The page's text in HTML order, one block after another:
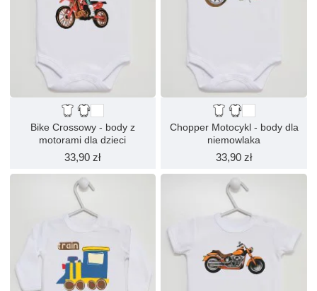
Bike Crossowy - body z
motorami dla dzieci
33,90 zł
Chopper Motocykl - body dla
niemowlaka
33,90 zł